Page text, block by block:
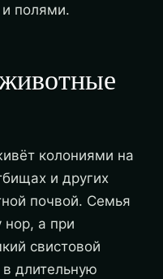
полями.
колониями на
и других
почвой. Семья
нор, а при
свистовой
длительную